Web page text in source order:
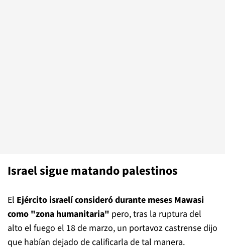
Israel sigue matando palestinos
El Ejército israelí consideró durante meses Mawasi
como "zona humanitaria" pero, tras la ruptura del
alto el fuego el 18 de marzo, un portavoz castrense dijo
que habían dejado de calificarla de tal manera.